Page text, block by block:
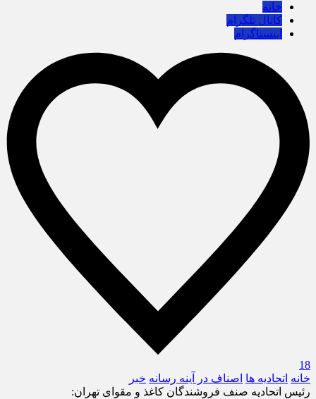
خانه
کانال تلگرام
اینستاگرام
18
خانه اتحادیه ها اصناف در آینه رسانه خبر
رئیس اتحادیه صنف فروشندگان کاغذ و مقوای تهران: